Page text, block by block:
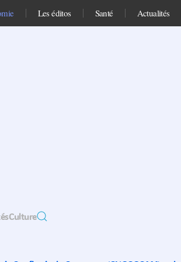
Les éditos Santé Actualités
Culture